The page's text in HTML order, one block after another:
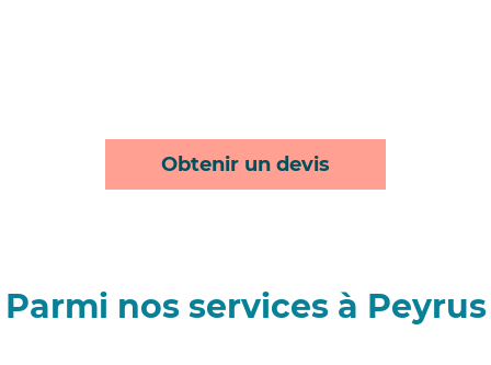
Obtenir un devis
Parmi nos services à Peyrus